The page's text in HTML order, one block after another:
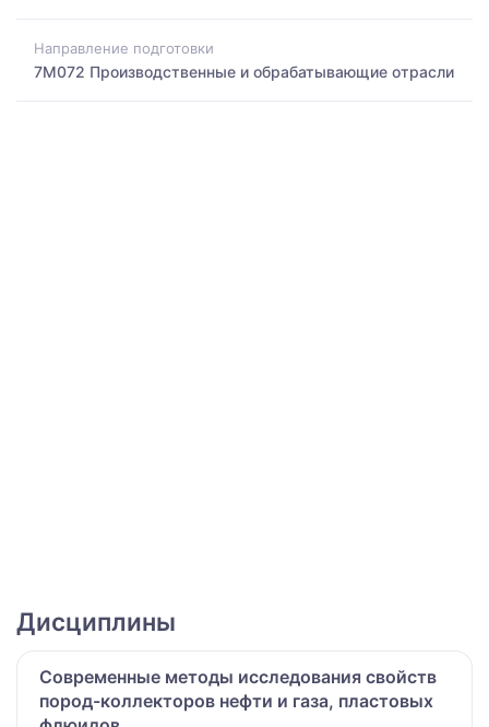
Направление подготовки
7M072 Производственные и обрабатывающие отрасли
Дисциплины
Современные методы исследования свойств
пород-коллекторов нефти и газа, пластовых